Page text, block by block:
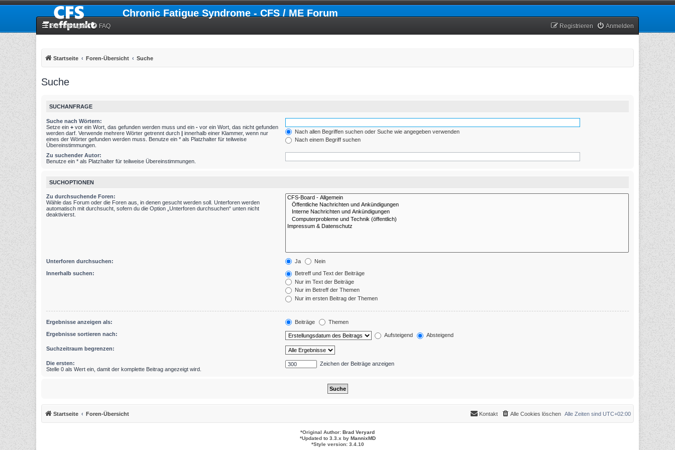
Chronic Fatigue Syndrome - CFS / ME Forum
Schnellzugriff FAQ Anmelden
Registrieren
Startseite Foren-Übersicht Suche
Suche
SUCHANFRAGE
Suche nach Wörtern:
Setze ein + vor ein Wort, das gefunden werden muss und ein - vor ein Wort, das nicht gefunden
werden darf. Verwende mehrere Wörter getrennt durch | innerhalb einer Klammer, wenn nur
eines der Wörter gefunden werden muss. Benutze ein * als Platzhalter für teilweise
Übereinstimmungen.
Nach allen Begriffen suchen oder Suche wie angegeben verwenden
Nach einem Begriff suchen
Zu suchender Autor:
Benutze ein * als Platzhalter für teilweise Übereinstimmungen.
SUCHOPTIONEN
Zu durchsuchende Foren:
Wähle das Forum oder die Foren aus, in denen gesucht werden soll. Unterforen werden
automatisch mit durchsucht, sofern du die Option „Unterforen durchsuchen“ unten nicht
deaktivierst.
Unterforen durchsuchen: Ja Nein
Innerhalb suchen:
Betreff und Text der Beiträge
Nur im Text der Beiträge
Nur im Betreff der Themen
Nur im ersten Beitrag der Themen
Ergebnisse anzeigen als: Beiträge Themen
Ergebnisse sortieren nach: Aufsteigend Absteigend
Suchzeitraum begrenzen:
Die ersten:
Stelle 0 als Wert ein, damit der komplette Beitrag angezeigt wird.
Zeichen der Beiträge anzeigen
Startseite Foren-Übersicht Alle Zeiten sind UTC+02:00
Alle Cookies löschen
Kontakt
*Original Author: Brad Veryard
*Updated to 3.3.x by MannixMD
*Style version: 3.4.10